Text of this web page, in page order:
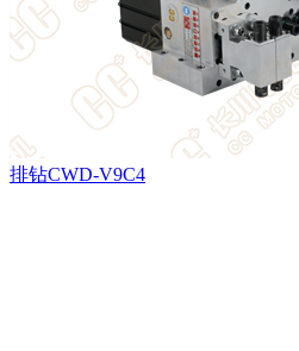
排钻CWD-V9C4